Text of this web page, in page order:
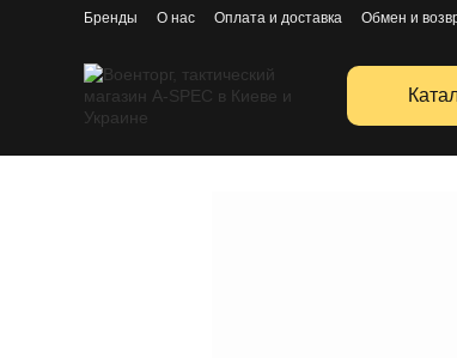
Перейти к основному контенту
Бренды О нас Оплата и доставка Обмен и